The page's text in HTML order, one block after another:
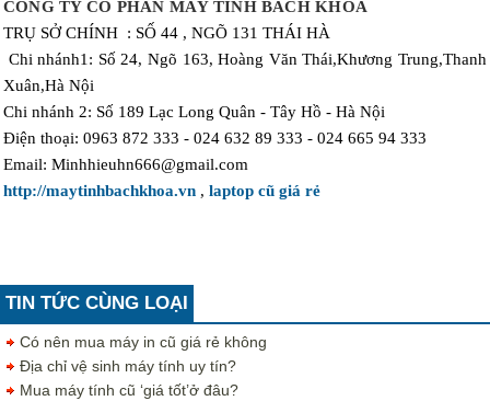
CÔNG TY CỔ PHẦN MÁY TÍNH BÁCH KHOA
TRỤ SỞ CHÍNH : SỐ 44 , NGÕ 131 THÁI HÀ
Chi nhánh1: Số 24, Ngõ 163, Hoàng Văn Thái,Khương Trung,Thanh
Xuân,Hà Nội
Chi nhánh 2: Số 189 Lạc Long Quân - Tây Hồ - Hà Nội
Điện thoại: 0963 872 333 - 024 632 89 333 - 024 665 94 333
Email: Minhhieuhn666@gmail.com
http://maytinhbachkhoa.vn , laptop cũ giá rẻ
TIN TỨC CÙNG LOẠI
Có nên mua máy in cũ giá rẻ không
Địa chỉ vệ sinh máy tính uy tín?
Mua máy tính cũ ‘giá tốt’ở đâu?